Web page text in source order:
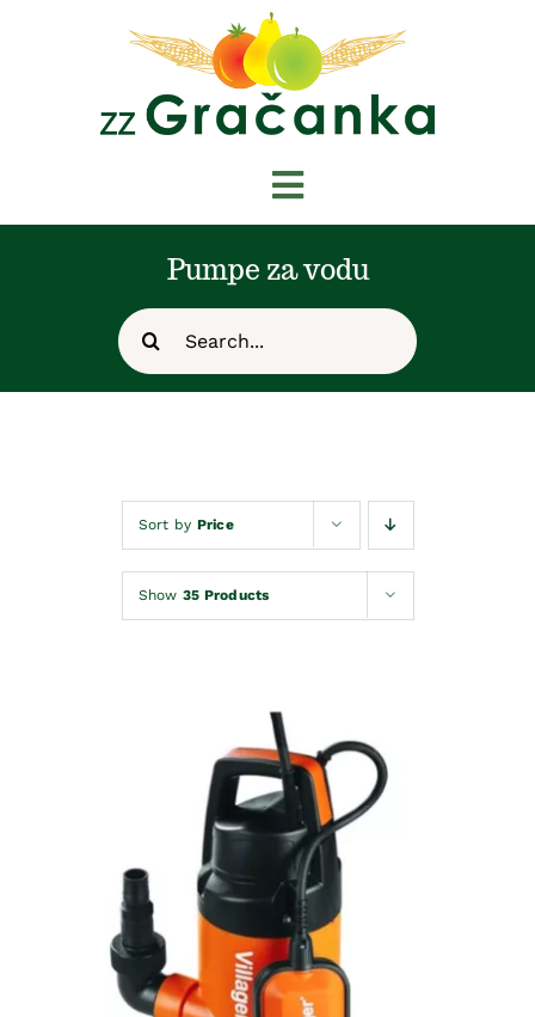
Toggle
Navigation
Početna
Kontakt
Pumpe za vodu
Search
for:
Sort by Price
Show 35 Products
DODAJ U KORPU / DETAILS